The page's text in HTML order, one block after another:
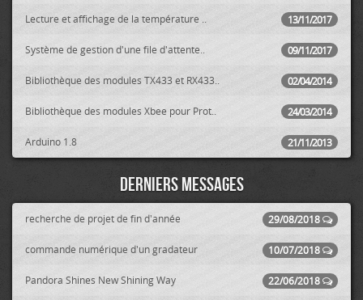
13/11/2017
Lecture et affichage de la température ..
09/11/2017
Système de gestion d'une file d'attente..
02/04/2014
Bibliothèque des modules TX433 et RX433..
24/03/2014
Bibliothèque des modules Xbee pour Prot..
21/11/2013
Arduino 1.8
Derniers messages
29/08/2018
recherche de projet de fin d'année
10/07/2018
commande numérique d'un gradateur
22/06/2018
Pandora Shines New Shining Way